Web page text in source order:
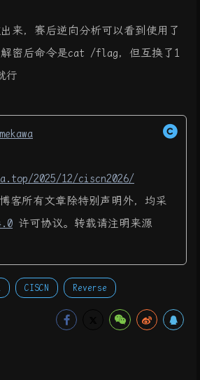
来，赛后逆向分析可以看到使用了
解密后命令是cat /flag，但互换了1
行
2025/12/ciscn2026/
客所有文章除特别声明外，均采
许可协议。转载请注明来源
CISCN Reverse